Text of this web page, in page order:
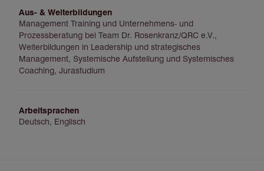
Aus- & Weiterbildungen
Management Training und Unternehmens- und
Prozessberatung bei Team Dr. Rosenkranz/QRC e.V.,
Weiterbildungen in Leadership und strategisches
Management, Systemische Aufstellung und Systemisches
Coaching, Jurastudium
Arbeitsprachen
Deutsch, Englisch